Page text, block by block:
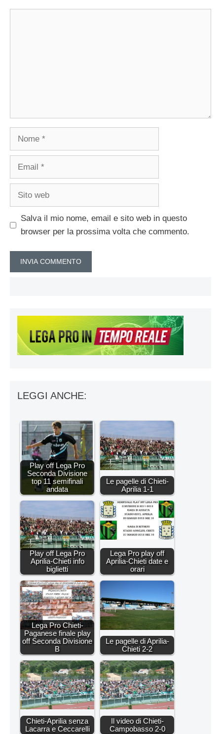
Nome
Email
Sito
Salva il mio nome, email e sito web in questo
browser per la prossima volta che commento.
LEGGI ANCHE:
Play off Lega Pro
Seconda Divisione
top 11 semifinali
andata
Le pagelle di Chieti-
Aprilia 1-1
Play off Lega Pro
Aprilia-Chieti info
biglietti
Lega Pro play off
Aprilia-Chieti date e
orari
Lega Pro Chieti-
Paganese finale play
off Seconda Divisione
B
Le pagelle di Aprilia-
Chieti 2-2
Chieti-Aprilia senza
Lacarra e Ceccarelli
Il video di Chieti-
Campobasso 2-0